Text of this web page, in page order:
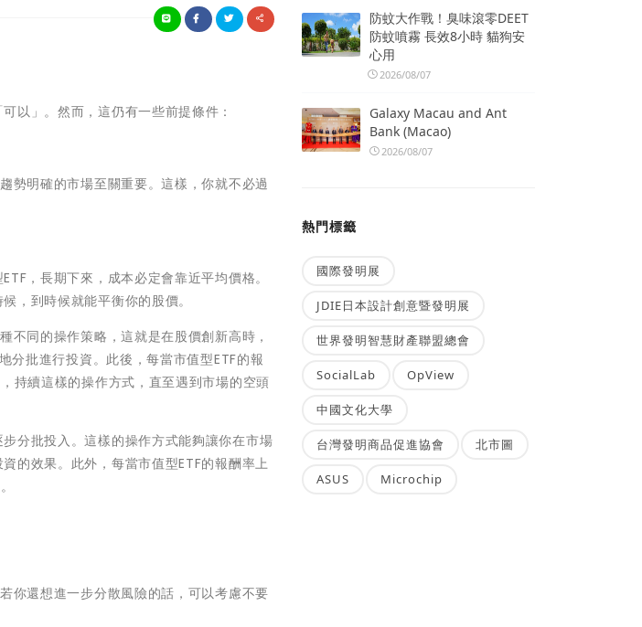
以」。然而，這仍有一些前提條件：
勢明確的市場至關重要。這樣，你就不必過
，長期下來，成本必定會靠近平均價格。
，到時候就能平衡你的股價。
不同的操作策略，這就是在股價創新高時，
分批進行投資。此後，每當市值型ETF的報
持續這樣的操作方式，直至遇到市場的空頭
分批投入。這樣的操作方式能夠讓你在市場
的效果。此外，每當市值型ETF的報酬率上
你還想進一步分散風險的話，可以考慮不要
防蚊大作戰！臭味滾零DEET
防蚊噴霧 長效8小時 貓狗安
心用
2026/08/07
Galaxy Macau and Ant
Bank (Macao)
2026/08/07
熱門標籤
國際發明展
JDIE日本設計創意暨發明展
世界發明智慧財產聯盟總會
SocialLab OpView
中國文化大學
台灣發明商品促進協會 北市圖
ASUS Microchip